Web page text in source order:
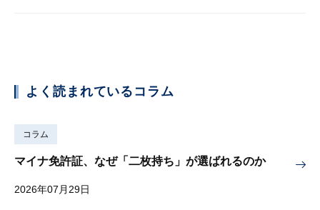
よく読まれているコラム
コラム
マイナ免許証、なぜ「二枚持ち」が選ばれるのか
2026年07月29日